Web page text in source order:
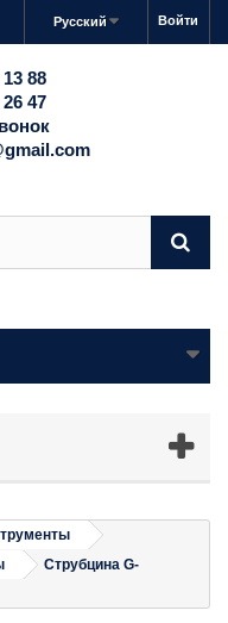
Войти
Русский
88
47
Струбцина G-